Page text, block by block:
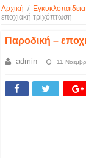
Αρχική / Εγκυκλοπαίδεια
εποχιακή τριχόπτωση
Παροδική –
admin 11